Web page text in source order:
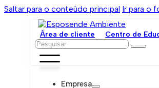
Saltar para o conteúdo principal Ir para o
Área de cliente Centro de
Pesquisar
Empresa